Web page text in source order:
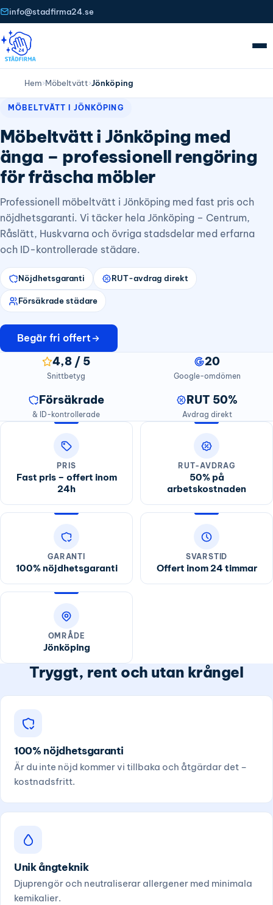
info@stadfirma24.se
Hem›Möbeltvätt›Jönköping
MÖBELTVÄTT I JÖNKÖPING
Möbeltvätt i Jönköping med
änga – professionell rengöring
för fräscha möbler
Professionell möbeltvätt i Jönköping med fast pris och
nöjdhetsgaranti. Vi täcker hela Jönköping – Centrum,
Råslätt, Huskvarna och övriga stadsdelar med erfarna
och ID-kontrollerade städare.
Nöjdhetsgaranti RUT-avdrag direkt
Försäkrade städare
Begär fri offert
4,8 / 5
Snittbetyg
20
Google-omdömen
Försäkrade
& ID-kontrollerade
RUT 50%
Avdrag direkt
PRIS
Fast pris – offert inom
24h
RUT-AVDRAG
50% på
arbetskostnaden
GARANTI
100% nöjdhetsgaranti
SVARSTID
Offert inom 24 timmar
OMRÅDE
Jönköping
Tryggt, rent och utan krångel
100% nöjdhetsgaranti
Är du inte nöjd kommer vi tillbaka och åtgärdar det –
kostnadsfritt.
Unik ångteknik
Djuprengör och neutraliserar allergener med minimala
kemikalier.